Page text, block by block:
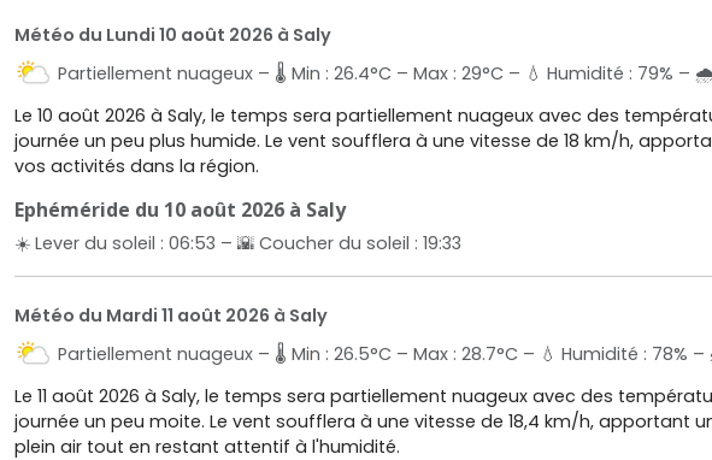
Météo du Lundi 10 août 2026 à Saly
Partiellement nuageux – 🌡️ Min : 26.4°C – Max : 29°C – 💧 Humidité : 79% –
Le 10 août 2026 à Saly, le temps sera partiellement nuageux avec des
journée un peu plus humide. Le vent soufflera à une vitesse de 18 km/h,
vos activités dans la région.
Ephéméride du 10 août 2026 à Saly
☀️ Lever du soleil : 06:53 – 🌇 Coucher du soleil : 19:33
Météo du Mardi 11 août 2026 à Saly
Partiellement nuageux – 🌡️ Min : 26.5°C – Max : 28.7°C – 💧 Humidité :
Le 11 août 2026 à Saly, le temps sera partiellement nuageux avec des
journée un peu moite. Le vent soufflera à une vitesse de 18,4 km/h,
plein air tout en restant attentif à l'humidité.